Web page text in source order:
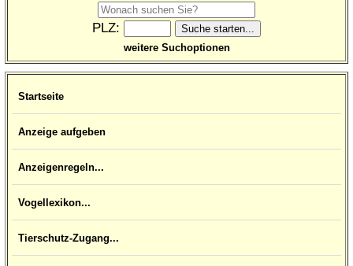
PLZ:
weitere Suchoptionen
Startseite
Anzeige aufgeben
Anzeigenregeln...
Vogellexikon...
Tierschutz-Zugang...